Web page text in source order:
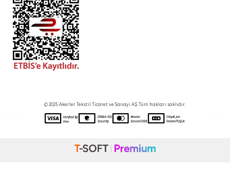
© 2025 Akerler Tekstil Ticaret ve Sanayi A.Ş. Tüm hakları saklıdır.